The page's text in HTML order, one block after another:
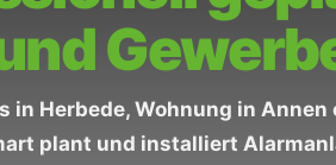
in Herbede, Wohnung in Annen
plant und installiert